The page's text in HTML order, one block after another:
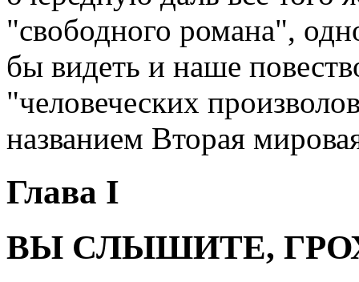
"свободного романа",
бы видеть и наше
"человеческих
названием Вторая
Глава I
ВЫ СЛЫШИТЕ,